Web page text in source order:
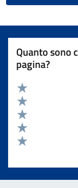
Quanto sono
pagina?
Valuta 5 stelle su 5
Valuta 4 stelle su 5
Valuta 3 stelle su 5
Valuta 2 stelle su 5